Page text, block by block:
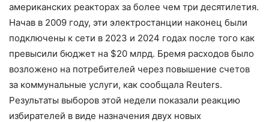
американских реакторах за более чем три десятилетия.
Начав в 2009 году, эти электростанции наконец были
подключены к сети в 2023 и 2024 годах после того как
превысили бюджет на $20 млрд. Бремя расходов было
возложено на потребителей через повышение счетов
за коммунальные услуги, как сообщала Reuters.
Результаты выборов этой недели показали реакцию
избирателей в виде назначения двух новых